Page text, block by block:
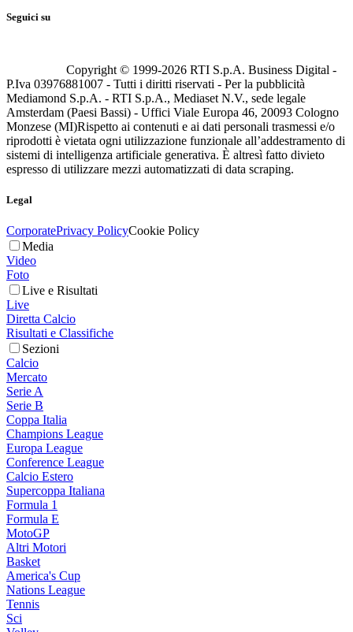
Seguici su
Copyright © 1999-2026 RTI S.p.A. Business Digital -
P.Iva 03976881007 - Tutti i diritti riservati - Per la pubblicità
Mediamond S.p.A. - RTI S.p.A., Mediaset N.V., sede legale
Amsterdam (Paesi Bassi) - Uffici Viale Europa 46, 20093 Cologno
Monzese (MI)Rispetto ai contenuti e ai dati personali trasmessi e/o
riprodotti è vietata ogni utilizzazione funzionale all’addestramento di
sistemi di intelligenza artificiale generativa. È altresì fatto divieto
espresso di utilizzare mezzi automatizzati di data scraping.
Legal
CorporatePrivacy PolicyCookie Policy
Media
Video
Foto
Live e Risultati
Live
Diretta Calcio
Risultati e Classifiche
Sezioni
Calcio
Mercato
Serie A
Serie B
Coppa Italia
Champions League
Europa League
Conference League
Calcio Estero
Supercoppa Italiana
Formula 1
Formula E
MotoGP
Altri Motori
Basket
America's Cup
Nations League
Tennis
Sci